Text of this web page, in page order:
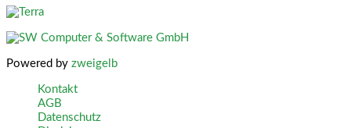
Powered by zweigelb
Kontakt
AGB
Datenschutz